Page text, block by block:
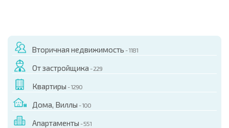
Вторичная недвижимость - 1181
От застройщика - 229
Квартиры - 1290
Дома, Виллы - 100
Апартаменты - 551